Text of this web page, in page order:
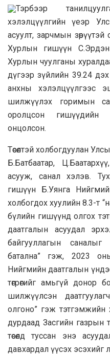
Тэрбээр
хэлэлцүүлгийн үеэр
асуулт, зарчмын
Хурлын гишүүн
Хурлын чуулганы
дүгээр зүйлийн 39.24 дэх
анхны хэлэлцүүлгээс
шилжүүлэх горимын
оролцсон
онцолсон.
Төсөлтэй холбогдуулан
Б.Батбаатар,
асууж, санал хэлэв.
гишүүн Б.Уянга
холбогдох хуулийн 8.3-т
бүлийн гишүүнд олгох
даатгалын асуудал
байгууллагын саналыг
батална” гэж, 2023
Нийгмийн даатгалын
төгрөгийг амьгүй
шилжүүлсэн
олгоно” гэж
дурдаад Засгийн газрын
төсөлд туссан энэ
давхардал үүсэх эсэхийг